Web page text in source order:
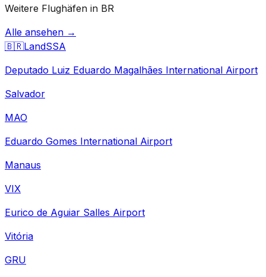
Weitere Flughäfen in BR
Alle ansehen →
🇧🇷LandSSA
Deputado Luiz Eduardo Magalhães International Airport
Salvador
MAO
Eduardo Gomes International Airport
Manaus
VIX
Eurico de Aguiar Salles Airport
Vitória
GRU